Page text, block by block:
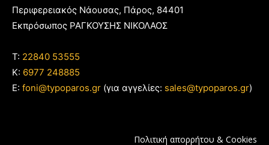
Περιφερειακός Νάουσας, Πάρος, 84401
Εκπρόσωπος ΡΑΓΚΟΥΣΗΣ ΝΙΚΟΛΑΟΣ
T: 22840 53555
Κ: 6977 248885
E: foni@typoparos.gr (για αγγελίες: sales@typoparos.gr)
Πολιτική απορρήτου & Cookies